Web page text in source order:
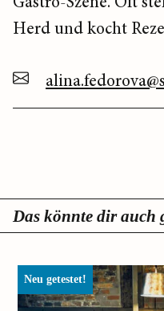
Herd und kocht
Das könnte dir auch
Neu getestet!